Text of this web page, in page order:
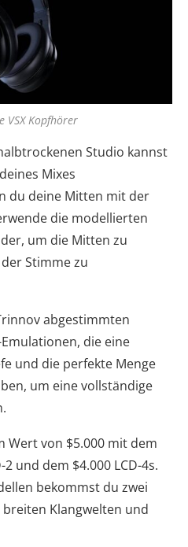
VSX Kopfhörer
Studio kannst
Mixes
du deine Mitten mit der
die modellierten
um die Mitten zu
Stimme zu
abgestimmten
die eine
und die perfekte Menge
um eine vollständige
Wert von $5.000 mit dem
und dem $4.000 LCD-4s.
bekommst du zwei
Klangwelten und